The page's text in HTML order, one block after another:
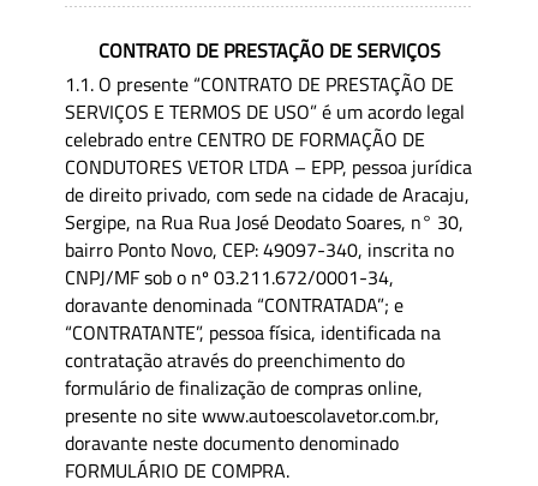
CONTRATO DE PRESTAÇÃO DE SERVIÇOS
1.1. O presente “CONTRATO DE PRESTAÇÃO DE
SERVIÇOS E TERMOS DE USO” é um acordo legal
celebrado entre CENTRO DE FORMAÇÃO DE
CONDUTORES VETOR LTDA – EPP, pessoa jurídica
de direito privado, com sede na cidade de Aracaju,
Sergipe, na Rua Rua José Deodato Soares, n° 30,
bairro Ponto Novo, CEP: 49097-340, inscrita no
CNPJ/MF sob o nº 03.211.672/0001-34,
doravante denominada “CONTRATADA”; e
“CONTRATANTE”, pessoa física, identificada na
contratação através do preenchimento do
formulário de finalização de compras online,
presente no site www.autoescolavetor.com.br,
doravante neste documento denominado
FORMULÁRIO DE COMPRA.